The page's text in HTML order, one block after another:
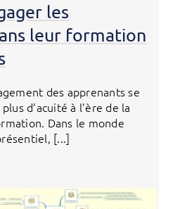
les
leur formation
des apprenants se
d’acuité à l’ère de la
Dans le monde
[...]